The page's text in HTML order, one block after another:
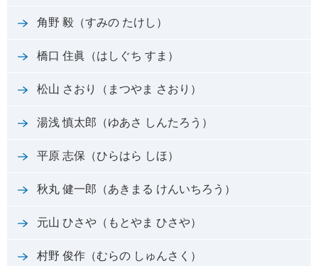
角野 毅（すみの たけし）
橋口 住眞（はしぐち すま）
松山 さおり（まつやま さおり）
湯浅 慎太郎（ゆあさ しんたろう）
平原 志保（ひらはら しほ）
秋丸 健一郎（あきまる けんいちろう）
元山 ひさや（もとやま ひさや）
村野 俊作（むらの しゅんさく）